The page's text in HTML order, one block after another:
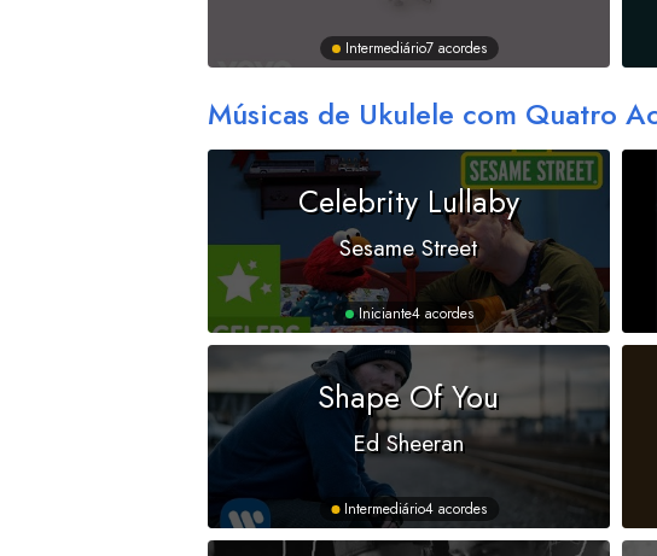
Intermediário7 acordes
Músicas de Ukulele com Quatro
Celebrity Lullaby
Sesame Street
Iniciante4 acordes
Shape Of You
Ed Sheeran
Intermediário4 acordes